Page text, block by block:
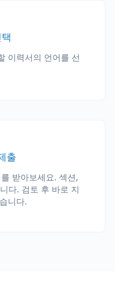
이력서의 언어를 선
출
받아보세요. 섹션,
다. 검토 후 바로 지
니다.